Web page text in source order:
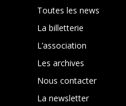
Toutes les news
La billetterie
L’association
Les archives
Nous contacter
La newsletter